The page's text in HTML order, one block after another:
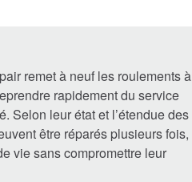
Bearings
Bearings
de puissance
remet à neuf les roulements à
rapidement du service
Selon leur état et l’étendue des
être réparés plusieurs fois,
vie sans compromettre leur